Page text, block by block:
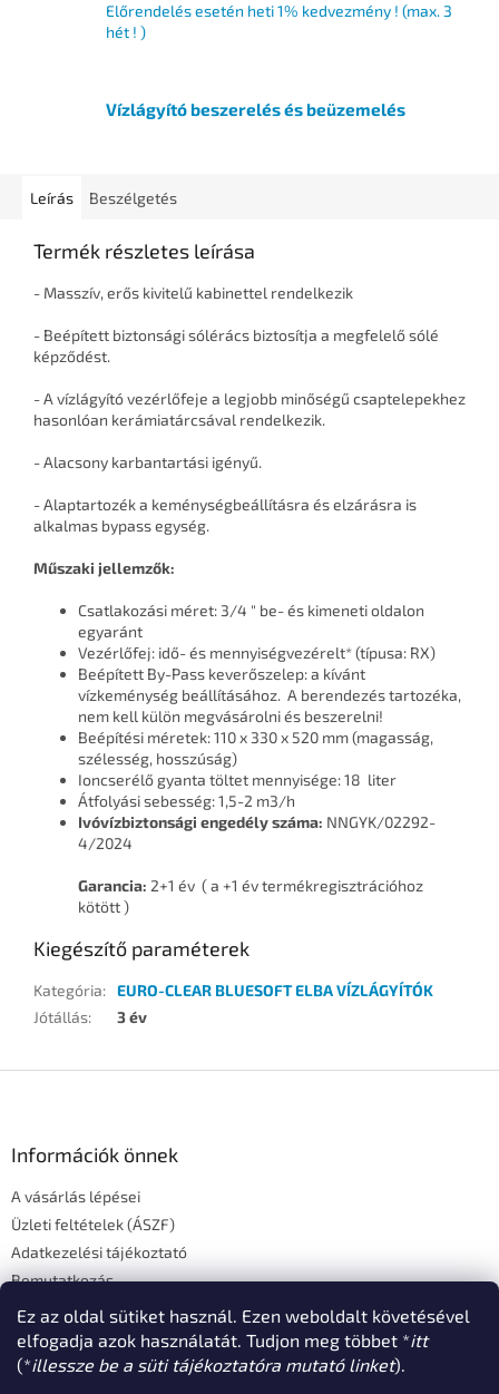
Ez az oldal sütiket használ. Ezen weboldalt követésével
elfogadja azok használatát. Tudjon meg többet *itt
(*illessze be a süti tájékoztatóra mutató linket).
Előrendelés esetén heti 1% kedvezmény ! (max. 3
hét ! )
Vízlágyító beszerelés és beüzemelés
Leírás Beszélgetés
Termék részletes leírása
- Masszív, erős kivitelű kabinettel rendelkezik
- Beépített biztonsági sólérács biztosítja a megfelelő sólé
képződést.
- A vízlágyító vezérlőfeje a legjobb minőségű csaptelepekhez
hasonlóan kerámiatárcsával rendelkezik.
- Alacsony karbantartási igényű.
- Alaptartozék a keménységbeállításra és elzárásra is
alkalmas bypass egység.
Műszaki jellemzők:
Csatlakozási méret: 3/4 " be- és kimeneti oldalon
egyaránt
Vezérlőfej: idő- és mennyiségvezérelt* (típusa: RX)
Beépített By-Pass keverőszelep: a kívánt
vízkeménység beállításához. A berendezés tartozéka,
nem kell külön megvásárolni és beszerelni!
Beépítési méretek: 110 x 330 x 520 mm (magasság,
szélesség, hosszúság)
Ioncserélő gyanta töltet mennyisége: 18 liter
Átfolyási sebesség: 1,5-2 m3/h
Ivóvízbiztonsági engedély száma: NNGYK/02292-
4/2024
Garancia: 2+1 év ( a +1 év termékregisztrációhoz
kötött )
Kiegészítő paraméterek
Kategória: EURO-CLEAR BLUESOFT ELBA VÍZLÁGYÍTÓK
Jótállás: 3 év
Információk önnek
A vásárlás lépései
Üzleti feltételek (ÁSZF)
Adatkezelési tájékoztató
Bemutatkozás
Elérhetőségek